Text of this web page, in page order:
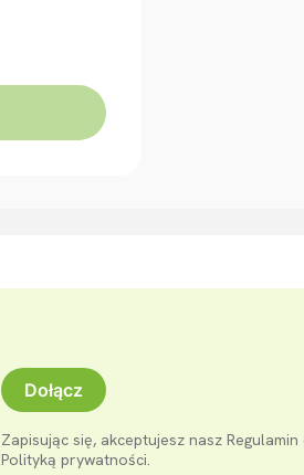
Dołącz
Zapisując się, akceptujesz nasz
Polityką prywatności.